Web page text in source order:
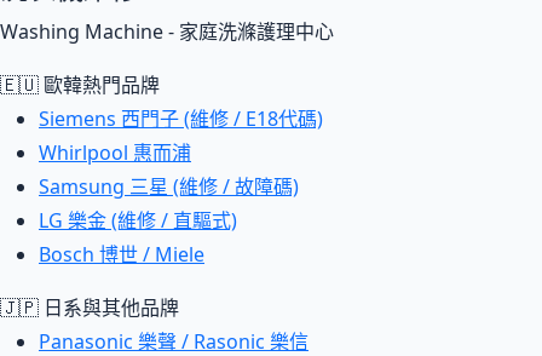
Washing Machine - 家庭洗滌護理中心
🇪🇺 歐韓熱門品牌
Siemens 西門子 (維修 / E18代碼)
Whirlpool 惠而浦
Samsung 三星 (維修 / 故障碼)
LG 樂金 (維修 / 直驅式)
Bosch 博世 / Miele
🇯🇵 日系與其他品牌
Panasonic 樂聲 / Rasonic 樂信